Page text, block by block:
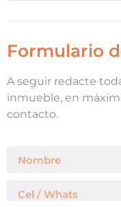
Formulario
A seguir redacte
inmueble, en
contacto.